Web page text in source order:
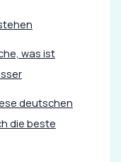
was ist
deutschen
die beste